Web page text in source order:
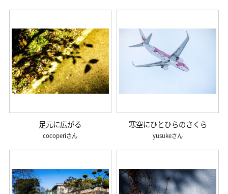
足元に広がる
cocoperi
寒空にひとひらのさくら
yusuke